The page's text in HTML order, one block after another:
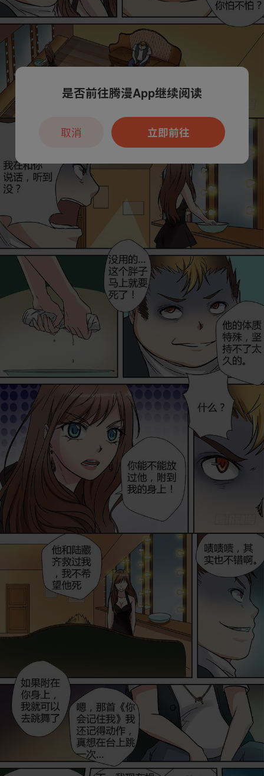
是否前往腾漫App继续阅读
立即前往
取消